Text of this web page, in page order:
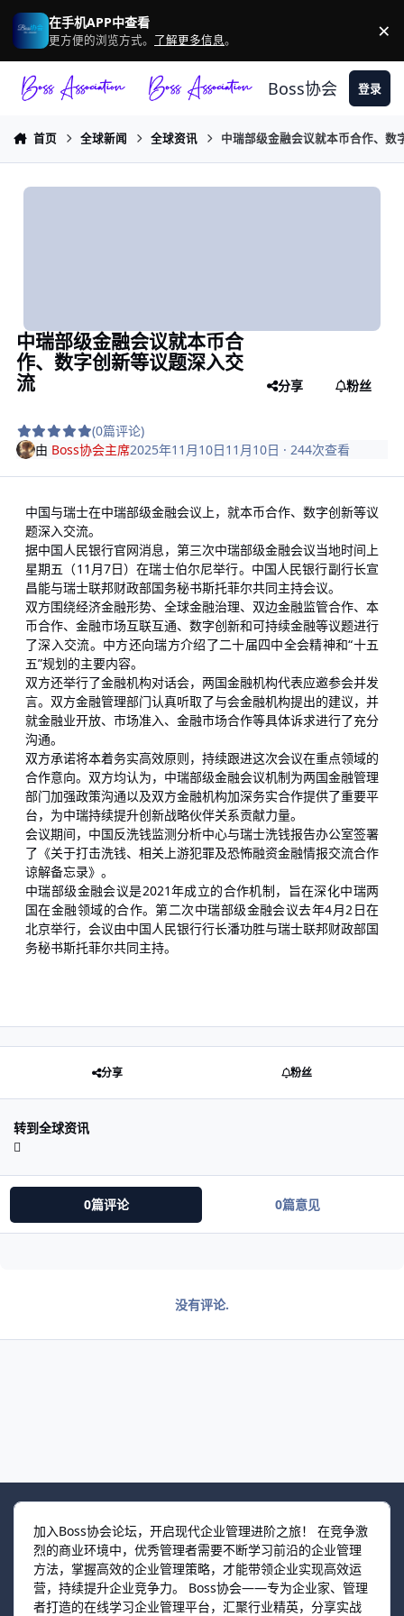
跳转到帖子
在手机APP中查看
更方便的浏览方式。 了解更多信息。 ×
Boss协会 登录
首页 全球新闻 全球资讯 中瑞部级金融会议就本币合作、数
中瑞部级金融会议就本币合
作、数字创新等议题深入交
流
(0篇评论)
分享 粉丝
由 Boss协会主席2025年11月10日11月10日 · 244次查看
中国与瑞士在中瑞部级金融会议上，就本币合作、数字创新等议
题深入交流。
据中国人民银行官网消息，第三次中瑞部级金融会议当地时间上
星期五（11月7日）在瑞士伯尔尼举行。中国人民银行副行长宣
昌能与瑞士联邦财政部国务秘书斯托菲尔共同主持会议。
双方围绕经济金融形势、全球金融治理、双边金融监管合作、本
币合作、金融市场互联互通、数字创新和可持续金融等议题进行
了深入交流。中方还向瑞方介绍了二十届四中全会精神和“十五
五”规划的主要内容。
双方还举行了金融机构对话会，两国金融机构代表应邀参会并发
言。双方金融管理部门认真听取了与会金融机构提出的建议，并
就金融业开放、市场准入、金融市场合作等具体诉求进行了充分
沟通。
双方承诺将本着务实高效原则，持续跟进这次会议在重点领域的
合作意向。双方均认为，中瑞部级金融会议机制为两国金融管理
部门加强政策沟通以及双方金融机构加深务实合作提供了重要平
台，为中瑞持续提升创新战略伙伴关系贡献力量。
会议期间，中国反洗钱监测分析中心与瑞士洗钱报告办公室签署
了《关于打击洗钱、相关上游犯罪及恐怖融资金融情报交流合作
谅解备忘录》。
中瑞部级金融会议是2021年成立的合作机制，旨在深化中瑞两
国在金融领域的合作。第二次中瑞部级金融会议去年4月2日在
北京举行，会议由中国人民银行行长潘功胜与瑞士联邦财政部国
务秘书斯托菲尔共同主持。
分享 粉丝
转到全球资讯
0篇评论 0篇意见
没有评论.
加入Boss协会论坛，开启现代企业管理进阶之旅！ 在竞争激
烈的商业环境中，优秀管理者需要不断学习前沿的企业管理
方法，掌握高效的企业管理策略，才能带领企业实现高效运
营，持续提升企业竞争力。 Boss协会——专为企业家、管理
者打造的在线学习企业管理平台，汇聚行业精英，分享实战